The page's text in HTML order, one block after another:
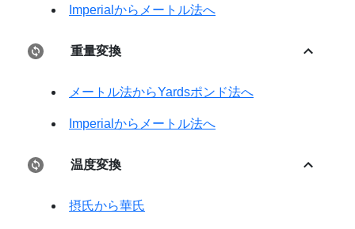
Imperialからメートル法へ
重量変換
メートル法からYardsポンド法へ
Imperialからメートル法へ
温度変換
摂氏から華氏